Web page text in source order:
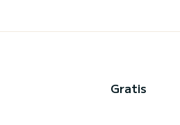
Gratis